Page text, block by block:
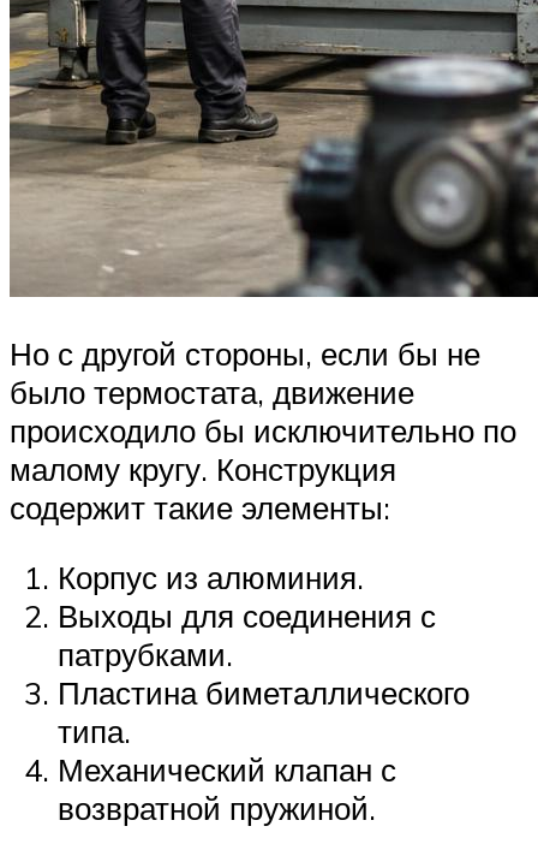
Но с другой стороны, если бы не
было термостата, движение
происходило бы исключительно по
малому кругу. Конструкция
содержит такие элементы:
Корпус из алюминия.
Выходы для соединения с
патрубками.
Пластина биметаллического
типа.
Механический клапан с
возвратной пружиной.